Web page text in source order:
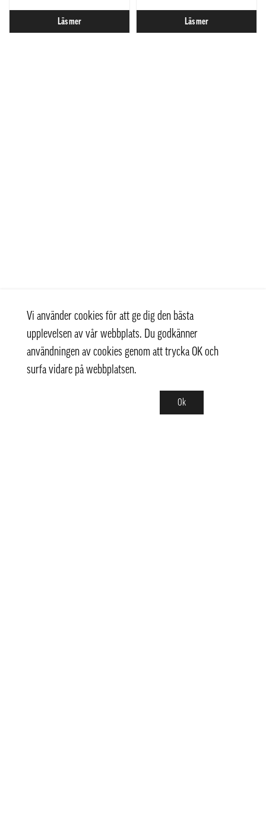
Läs mer Läs mer
Vi använder cookies för att ge dig den bästa
upplevelsen av vår webbplats. Du godkänner
användningen av cookies genom att trycka OK och
surfa vidare på webbplatsen.
Ok